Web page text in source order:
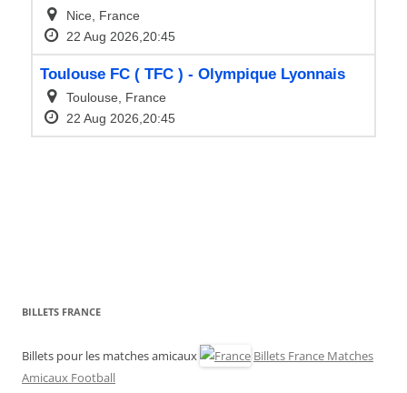
BILLETS FRANCE
Billets pour les matches amicaux
Billets France Matches
Amicaux Football